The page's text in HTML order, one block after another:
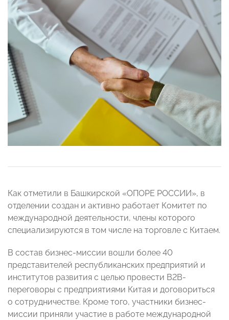
Как отметили в Башкирской «ОПОРЕ РОССИИ», в
отделении создан и активно работает Комитет по
международной деятельности, члены которого
специализируются в том числе на торговле с Китаем.
В состав бизнес-миссии вошли более 40
представителей республиканских предприятий и
институтов развития с целью провести В2В-
переговоры с предприятиями Китая и договориться
о сотрудничестве. Кроме того, участники бизнес-
миссии приняли участие в работе международной